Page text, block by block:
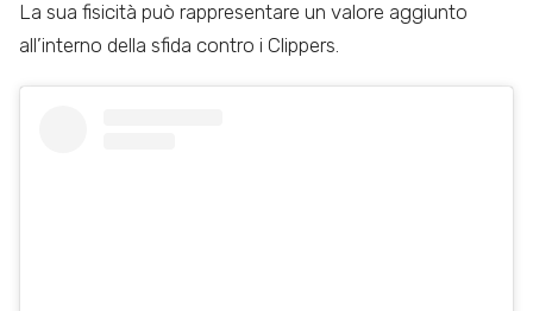
La sua fisicità può rappresentare un valore aggiunto
all’interno della sfida contro i Clippers.